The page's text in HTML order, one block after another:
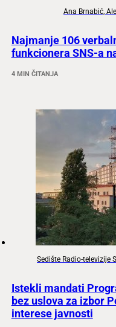
Ana Brnabić,
Najmanje 106
funkcionera SNS-a
4 MIN ČITANJA
Sedište Radio-televizije
Istekli mandati
bez uslova za izbor
interese javnosti